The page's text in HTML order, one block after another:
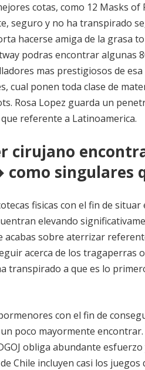
cotas, como 12 Masks
seguro y no ha transpirado
hacerse amiga de la grasa
podras encontrar algunas
mas prestigiosos de
cual ponen toda clase de
Rosa Lopez guarda un
referente a Latinoamerica.
cirujano
singulares
fisicas con el fin de situar
elevando
acabas sobre aterrizar
acerca de los tragaperras
transpirado a que es lo
con el fin de
poco mayormente
obliga abundante
Chile incluyen casi los